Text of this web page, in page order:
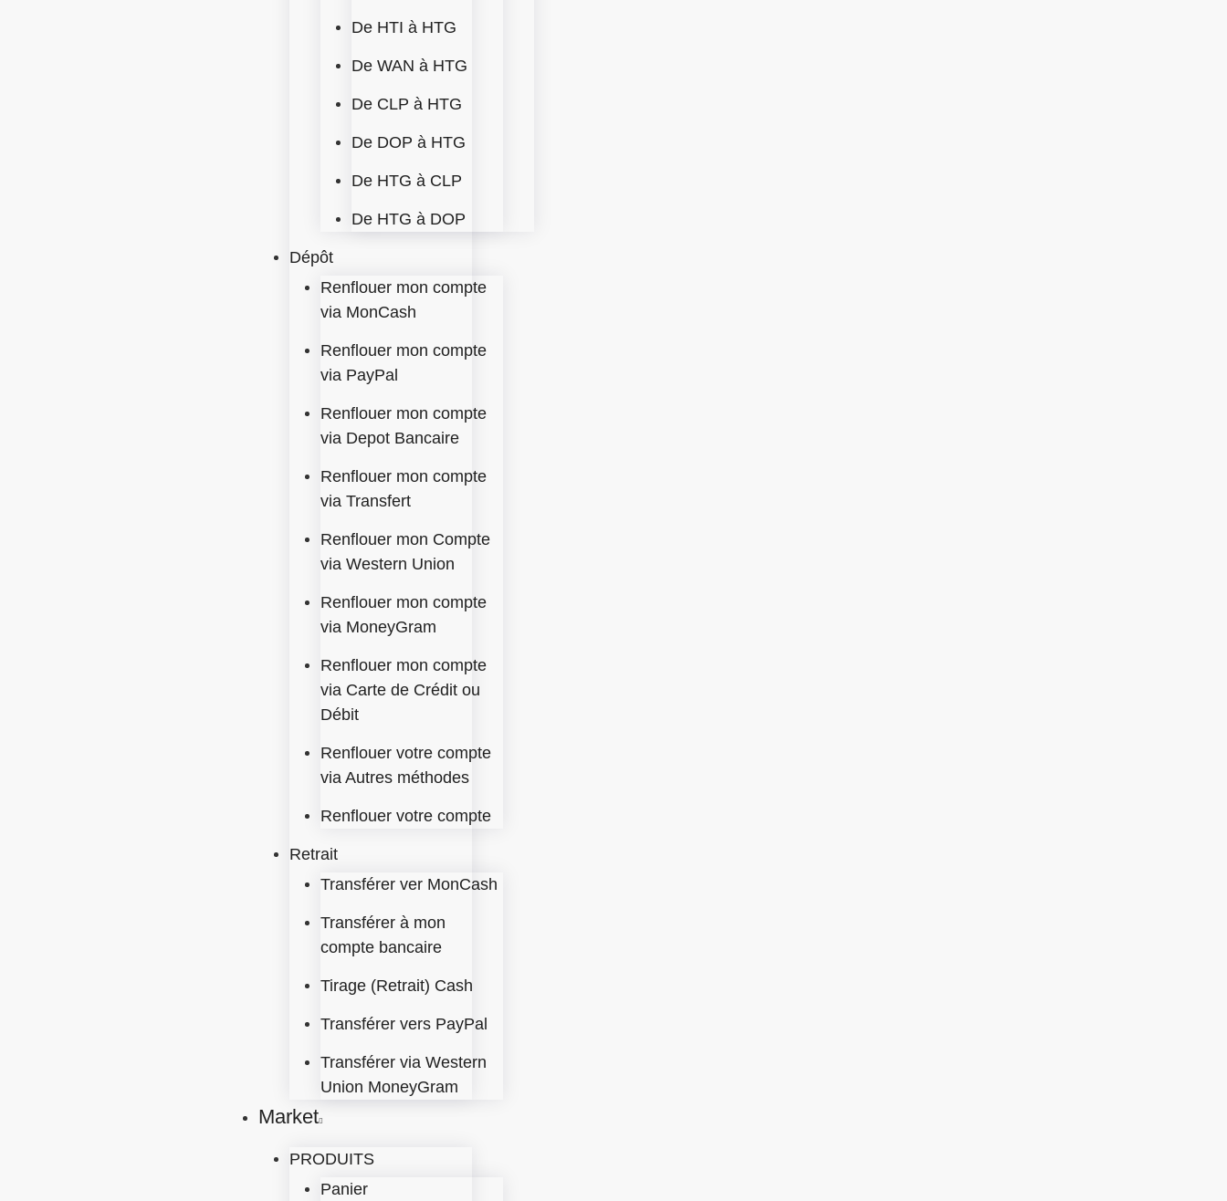
De HTI à HTG
De WAN à HTG
De CLP à HTG
De DOP à HTG
De HTG à CLP
De HTG à DOP
Dépôt
Renflouer mon compte
via MonCash
Renflouer mon compte
via PayPal
Renflouer mon compte
via Depot Bancaire
Renflouer mon compte
via Transfert
Renflouer mon Compte
via Western Union
Renflouer mon compte
via MoneyGram
Renflouer mon compte
via Carte de Crédit ou
Débit
Renflouer votre compte
via Autres méthodes
Renflouer votre compte
Retrait
Transférer ver MonCash
Transférer à mon
compte bancaire
Tirage (Retrait) Cash
Transférer vers PayPal
Transférer via Western
Union MoneyGram
Market
PRODUITS
Panier